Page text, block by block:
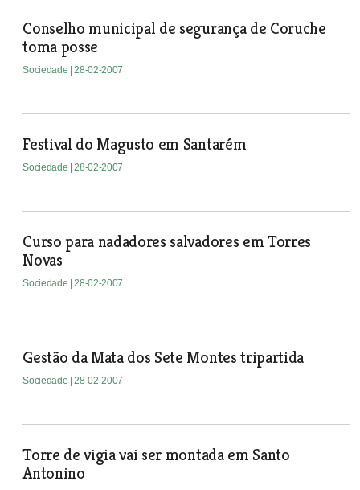
Conselho municipal de segurança de Coruche
toma posse
Sociedade | 28-02-2007
Festival do Magusto em Santarém
Sociedade | 28-02-2007
Curso para nadadores salvadores em Torres
Novas
Sociedade | 28-02-2007
Gestão da Mata dos Sete Montes tripartida
Sociedade | 28-02-2007
Torre de vigia vai ser montada em Santo
Antonino